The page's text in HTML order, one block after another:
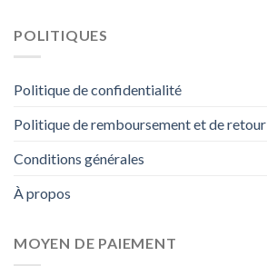
POLITIQUES
Politique de confidentialité
Politique de remboursement et de retour
Conditions générales
À propos
MOYEN DE PAIEMENT